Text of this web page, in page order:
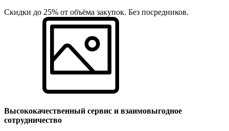
Скидки до 25% от объёма закупок. Без посредников.
Высококачественный сервис и взаимовыгодное
сотрудничество